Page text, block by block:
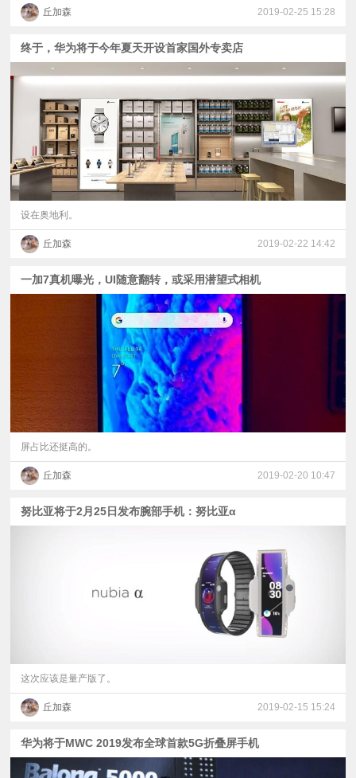
丘加森 2019-02-25 15:28
终于，华为将于今年夏天开设首家国外专卖店
设在奥地利。
丘加森 2019-02-22 14:42
一加7真机曝光，UI随意翻转，或采用潜望式相机
屏占比还挺高的。
丘加森 2019-02-20 10:47
努比亚将于2月25日发布腕部手机：努比亚α
这次应该是量产版了。
丘加森 2019-02-15 15:24
华为将于MWC 2019发布全球首款5G折叠屏手机